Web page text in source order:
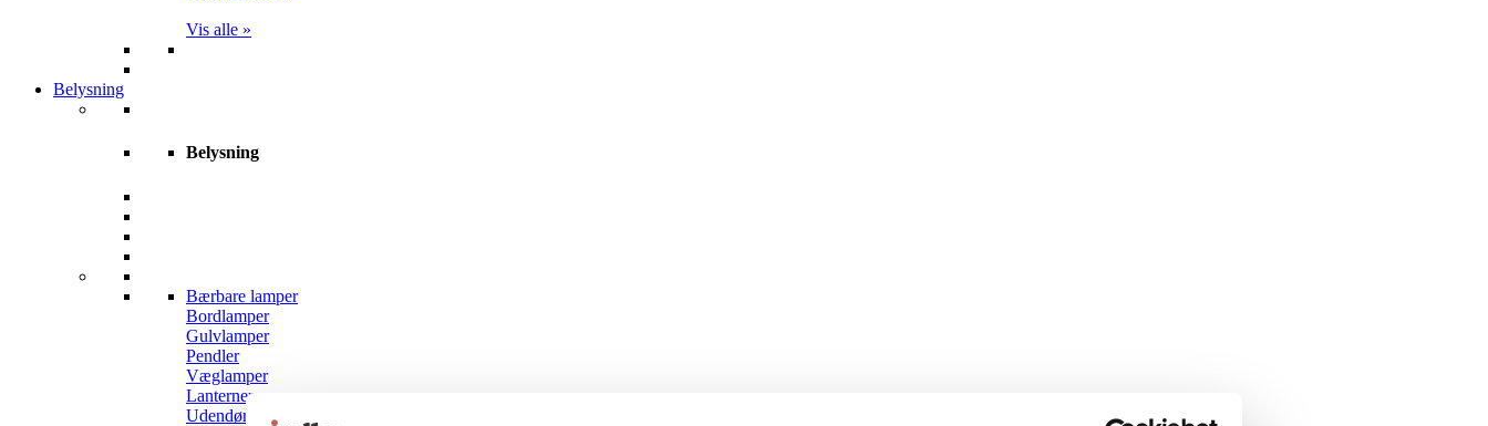
Vis alle »
Belysning
Belysning
Bærbare lamper
Bordlamper
Gulvlamper
Pendler
Væglamper
Lanterner
Udendørslamper